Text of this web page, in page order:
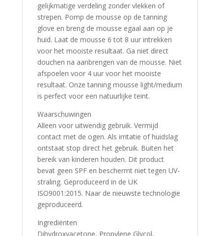
gelijkmatige verdeling zonder vlekken of
strepen. Pomp de mousse op de tanning
glove en breng de mousse egaal aan op je
huid. Laat de mousse 6 tot 8 uur intrekken
voor het mooiste resultaat. Ga niet direct
douchen na aanbrengen van de mousse. Niet
afspoelen voor 4 uur voor het mooiste
resultaat. Onze tanning mousse light/medium
is perfect voor een natuurlijke teint.
Waarschuwingen
Alleen voor uitwendig gebruik. Vermijd
contact met de ogen. Als irritatie of huidslag
ontstaat stop direct het gebruik. Buiten het
bereik van kinderen houden. Dit product
bevat geen SPF en beschermt niet tegen UV-
straling. Geproduceerd in de UK
ISO9001:2015. Naar de nieuwste technologie
geproduceerd.
Ingrediënten
Dihydroxyacetone, Propylene Glycol,